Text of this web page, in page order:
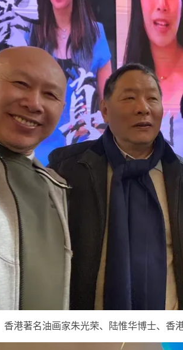
香港著名油画家朱光荣、陆惟华博士、香